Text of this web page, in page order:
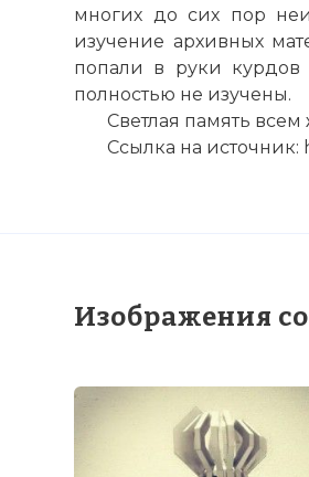
многих до сих пор
изучение архивных
попали в руки курдов
полностью не изучены.
Светлая память
Ссылка на источник:
Изображения